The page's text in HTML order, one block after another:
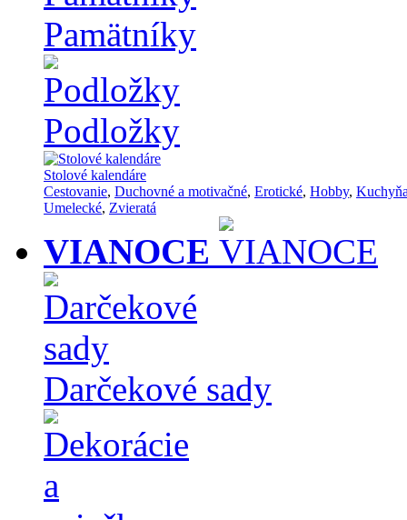
Pamätníky
Podložky
Stolové kalendáre
Cestovanie, Duchovné a motivačné, Erotické, Hobby,
Umelecké, Zvieratá
VIANOCE
Darčekové sady